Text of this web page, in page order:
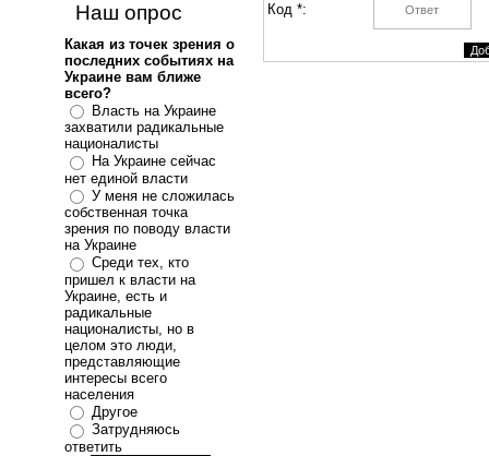
Наш опрос
Какая из точек зрения о
последних событиях на
Украине вам ближе
всего?
Власть на Украине
захватили радикальные
националисты
На Украине сейчас
нет единой власти
У меня не сложилась
собственная точка
зрения по поводу власти
на Украине
Среди тех, кто
пришел к власти на
Украине, есть и
радикальные
националисты, но в
целом это люди,
представляющие
интересы всего
населения
Другое
Затрудняюсь
ответить
Код *: